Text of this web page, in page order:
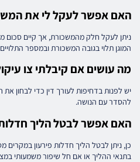
האם אפשר לעקל לי את
ניתן לעקל חלק מהמשכורת, אך קיים סכום
המוגן תלוי בגובה המשכורת ובמספר
מה עושים אם קיבלתי צו
יש לפנות בדחיפות לעורך דין כדי לבחון את
להסדר עם הנושה.
האם אפשר לבטל הליך חדלות
כן, ניתן לבטל הליך חדלות פירעון במקרים
בתנאי ההליך או אם חל שיפור משמעותי